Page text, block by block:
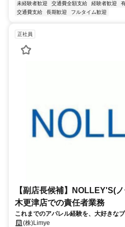
未経験者歓迎
交通費全額支給 経験者歓迎
交通費支給
長期歓迎 フルタイム歓迎
正社員
【副店長候補】NOLLEY'S(
木更津店での責任者業務
これまでのアパレル経験を、大好きな
性が自分らしく輝く、ノーリーズ木更津
(株)Limye